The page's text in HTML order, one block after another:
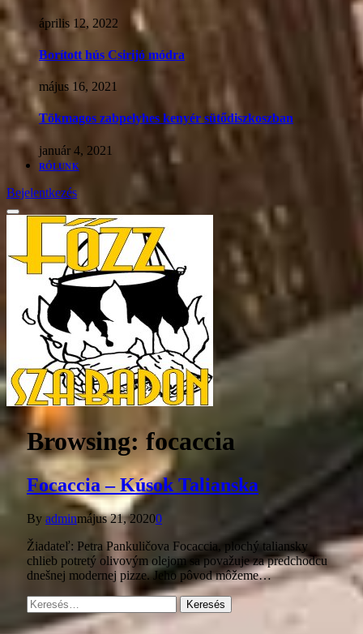
április 12, 2022
Borított hús Csirijó módra
május 16, 2021
Tökmagos zabpelyhes kenyér sütődiszkoszban
január 4, 2021
RÓLUNK
Bejelentkezés
Browsing:focaccia
Focaccia – Kúsok Talianska
By adminmájus 21, 20200
Žiadateľ: Petra Pankuličova Focaccia, plochý taliansky
chlieb potretý olivovým olejom sa považuje za predchodcu
dnešnej modernej pizze. Jeho pôvod môžeme…
Keresés: